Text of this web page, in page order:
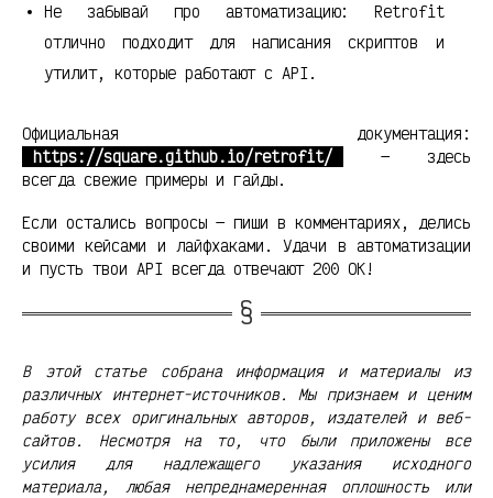
Не забывай про автоматизацию: Retrofit
отлично подходит для написания скриптов и
утилит, которые работают с API.
Официальная документация:
https://square.github.io/retrofit/
— здесь
всегда свежие примеры и гайды.
Если остались вопросы — пиши в комментариях, делись
своими кейсами и лайфхаками. Удачи в автоматизации
и пусть твои API всегда отвечают 200 OK!
В этой статье собрана информация и материалы из
различных интернет-источников. Мы признаем и ценим
работу всех оригинальных авторов, издателей и веб-
сайтов. Несмотря на то, что были приложены все
усилия для надлежащего указания исходного
материала, любая непреднамеренная оплошность или